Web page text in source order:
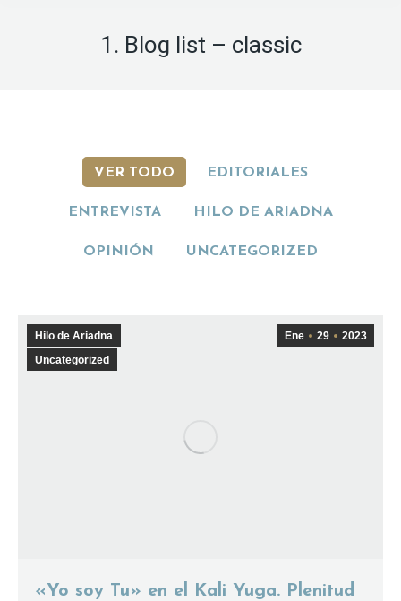
1. Blog list – classic
VER TODO EDITORIALES
ENTREVISTA HILO DE ARIADNA
OPINIÓN UNCATEGORIZED
Ene 29 2023
Hilo de Ariadna
Uncategorized
«Yo soy Tu» en el Kali Yuga. Plenitud